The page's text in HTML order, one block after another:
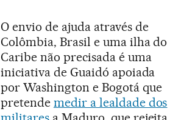
O envio de ajuda através de
Colômbia, Brasil e uma ilha do
Caribe não precisada é uma
iniciativa de Guaidó apoiada
por Washington e Bogotá que
pretende medir a lealdade dos